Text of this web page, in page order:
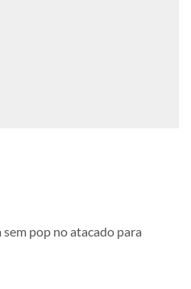
pop no atacado para